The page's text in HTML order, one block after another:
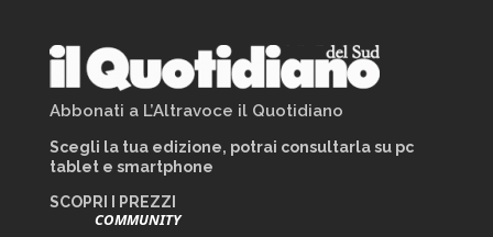
Abbonati a L’Altravoce il Quotidiano
Scegli la tua edizione, potrai consultarla su pc
tablet e smartphone
SCOPRI I PREZZI
COMMUNITY